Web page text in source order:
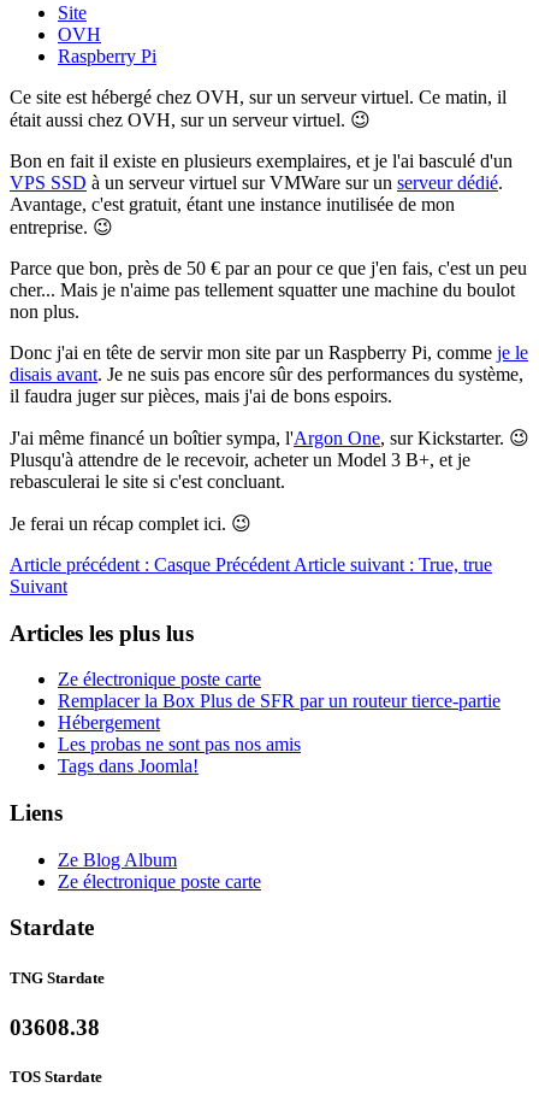
Site
OVH
Raspberry Pi
Ce site est hébergé chez OVH, sur un serveur virtuel. Ce matin, il
était aussi chez OVH, sur un serveur virtuel. 😉
Bon en fait il existe en plusieurs exemplaires, et je l'ai basculé d'un
VPS SSD à un serveur virtuel sur VMWare sur un serveur dédié.
Avantage, c'est gratuit, étant une instance inutilisée de mon
entreprise. 😉
Parce que bon, près de 50 € par an pour ce que j'en fais, c'est un peu
cher... Mais je n'aime pas tellement squatter une machine du boulot
non plus.
Donc j'ai en tête de servir mon site par un Raspberry Pi, comme je le
disais avant. Je ne suis pas encore sûr des performances du système,
il faudra juger sur pièces, mais j'ai de bons espoirs.
J'ai même financé un boîtier sympa, l'Argon One, sur Kickstarter. 😉
Plusqu'à attendre de le recevoir, acheter un Model 3 B+, et je
rebasculerai le site si c'est concluant.
Je ferai un récap complet ici. 😉
Article précédent : Casque Précédent Article suivant : True, true
Suivant
Articles les plus lus
Ze électronique poste carte
Remplacer la Box Plus de SFR par un routeur tierce-partie
Hébergement
Les probas ne sont pas nos amis
Tags dans Joomla!
Liens
Ze Blog Album
Ze électronique poste carte
Stardate
TNG Stardate
03608.38
TOS Stardate